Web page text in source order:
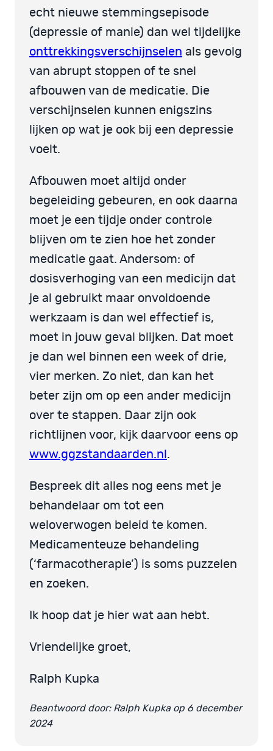
echt nieuwe stemmingsepisode
(depressie of manie) dan wel tijdelijke
onttrekkingsverschijnselen als gevolg
van abrupt stoppen of te snel
afbouwen van de medicatie. Die
verschijnselen kunnen enigszins
lijken op wat je ook bij een depressie
voelt.
Afbouwen moet altijd onder
begeleiding gebeuren, en ook daarna
moet je een tijdje onder controle
blijven om te zien hoe het zonder
medicatie gaat. Andersom: of
dosisverhoging van een medicijn dat
je al gebruikt maar onvoldoende
werkzaam is dan wel effectief is,
moet in jouw geval blijken. Dat moet
je dan wel binnen een week of drie,
vier merken. Zo niet, dan kan het
beter zijn om op een ander medicijn
over te stappen. Daar zijn ook
richtlijnen voor, kijk daarvoor eens op
www.ggzstandaarden.nl .
Bespreek dit alles nog eens met je
behandelaar om tot een
weloverwogen beleid te komen.
Medicamenteuze behandeling
(‘farmacotherapie’) is soms puzzelen
en zoeken.
Ik hoop dat je hier wat aan hebt.
Vriendelijke groet,
Ralph Kupka
Beantwoord door: Ralph Kupka op 6 december
2024